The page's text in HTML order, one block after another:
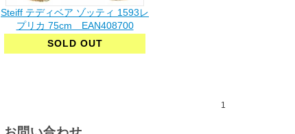
Steiff テディベア ゾッティ 1593レ
プリカ 75cm EAN408700
SOLD OUT
1